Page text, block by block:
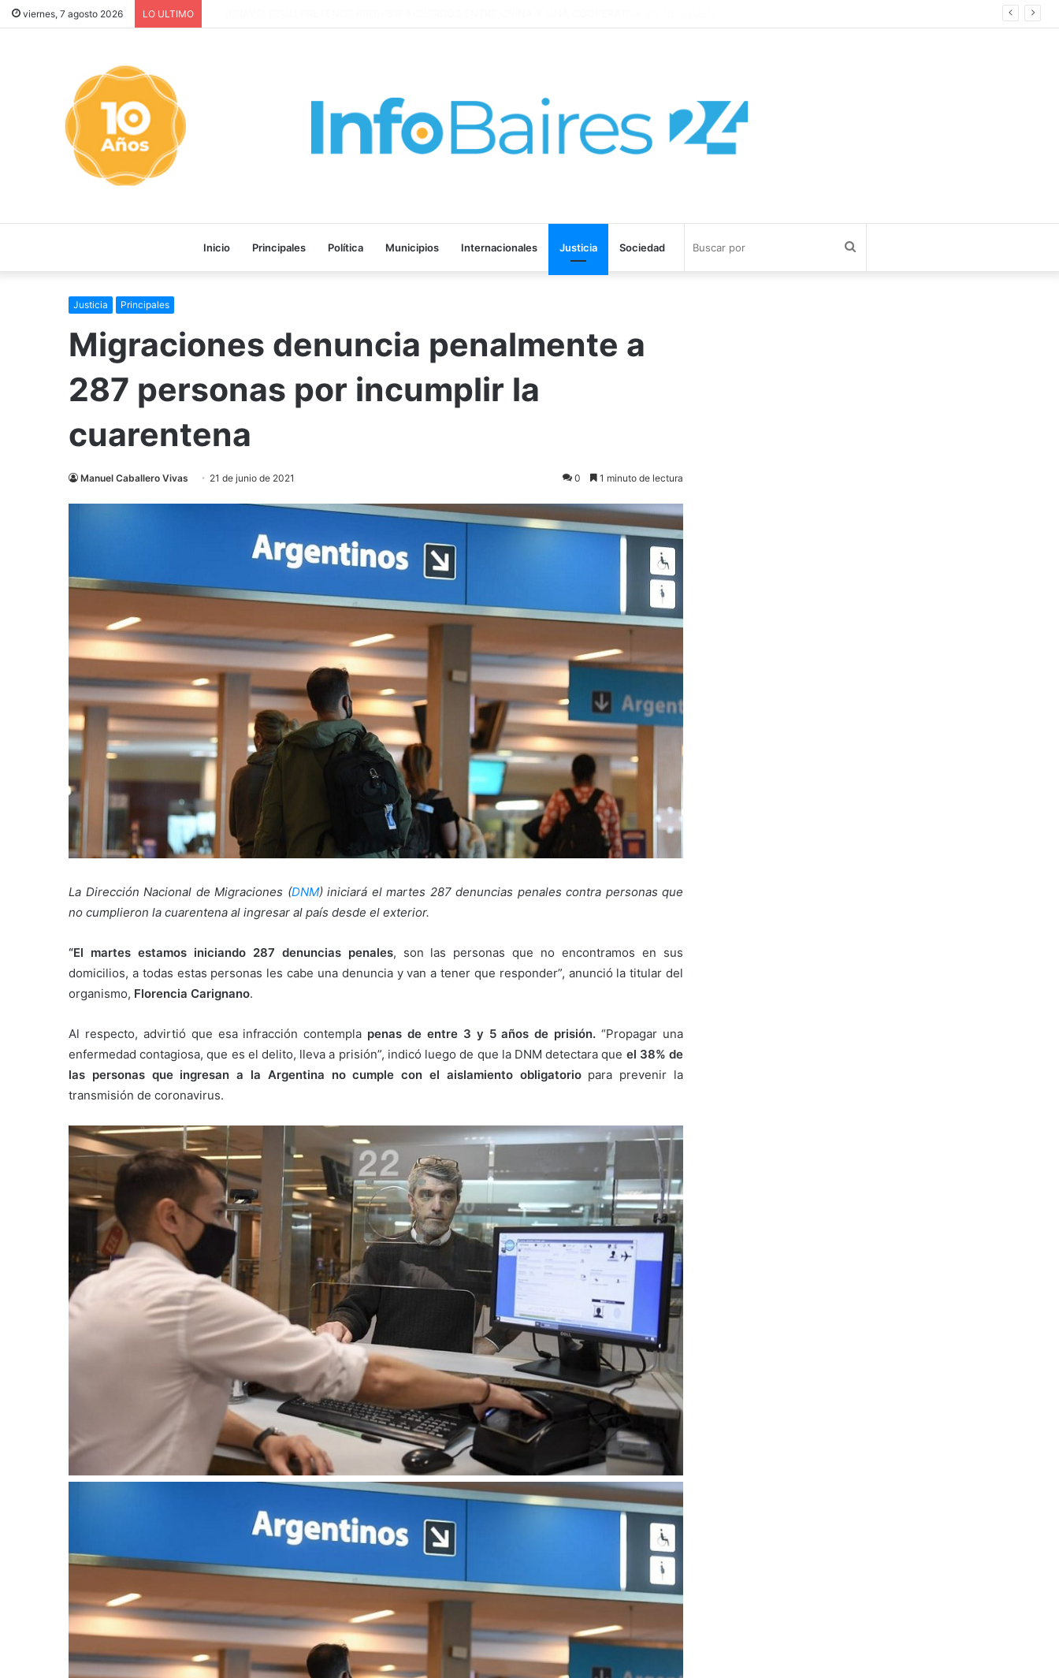
viernes, 7 agosto 2026 LO ULTIMO
Inicio Principales Política Municipios Internacionales Justicia Sociedad
Justicia Principales
Migraciones denuncia penalmente a
287 personas por incumplir la
cuarentena
Manuel Caballero Vivas 21 de junio de 2021 0 1 minuto de lectura
La Dirección Nacional de Migraciones (DNM) iniciará el martes 287 denuncias penales contra personas que
no cumplieron la cuarentena al ingresar al país desde el exterior.
“El martes estamos iniciando 287 denuncias penales, son las personas que no encontramos en sus
domicilios, a todas estas personas les cabe una denuncia y van a tener que responder”, anunció la titular del
organismo, Florencia Carignano.
Al respecto, advirtió que esa infracción contempla penas de entre 3 y 5 años de prisión. “Propagar una
enfermedad contagiosa, que es el delito, lleva a prisión”, indicó luego de que la DNM detectara que el 38% de
las personas que ingresan a la Argentina no cumple con el aislamiento obligatoriopara prevenir la
transmisión de coronavirus.